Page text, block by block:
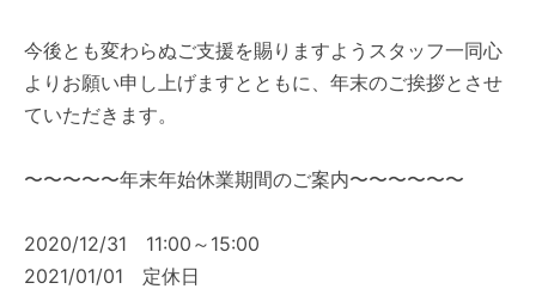
今後とも変わらぬご支援を賜りますようスタッフ一同心
よりお願い申し上げますとともに、年末のご挨拶とさせ
ていただきます。
〜〜〜〜〜年末年始休業期間のご案内〜〜〜〜〜〜
2020/12/31 11:00～15:00
2021/01/01 定休日